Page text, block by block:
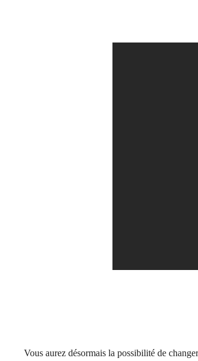
Vous aurez désormais la possibilité de